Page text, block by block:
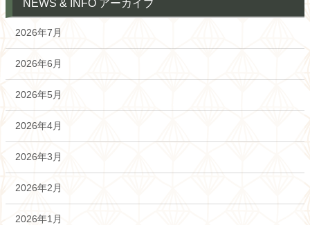
NEWS & INFO アーカイブ
2026年7月
2026年6月
2026年5月
2026年4月
2026年3月
2026年2月
2026年1月